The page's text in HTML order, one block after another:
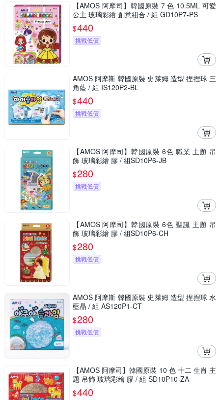
【AMOS 阿摩司】韓國原裝 7 色 10.5ML 可愛
公主 玻璃彩繪 創意組合 / 組 GD10P7-PS
$440
挑戰低價
AMOS 阿摩斯 韓國原裝 史萊姆 造型 捏捏球 三
角藍 / 組 IS120P2-BL
$440
挑戰低價
【AMOS 阿摩司】韓國原裝 6色 職業 主題 吊
飾 玻璃彩繪 膠 / 組SD10P6-JB
$280
挑戰低價
【AMOS 阿摩司】韓國原裝 6色 聖誕 主題 吊
飾 玻璃彩繪 膠 / 組SD10P6-CH
$280
挑戰低價
AMOS 阿摩斯 韓國原裝 史萊姆 造型 捏捏球 水
藍晶 / 組 AS120P1-CT
$280
挑戰低價
【AMOS 阿摩司】韓國原裝 10 色 十二 生肖 主
題 吊飾 玻璃彩繪 膠 / 組 SD10P10-ZA
$440